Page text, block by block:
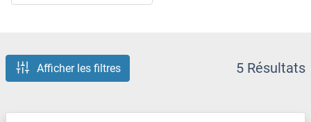
Afficher les filtres 5 Résultats